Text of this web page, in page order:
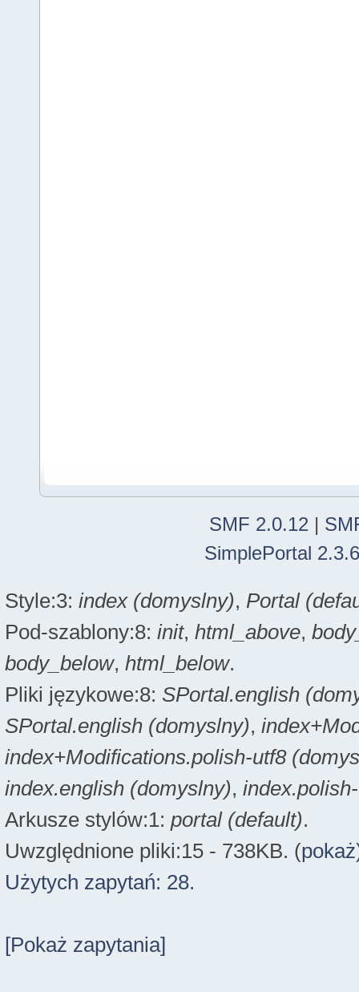
SMF 2.0.12 |
SimplePortal
Style:3: index (domyslny), Portal
Pod-szablony:8: init, html_above,
body_below, html_below.
Pliki językowe:8: SPortal.english
SPortal.english (domyslny),
index+Modifications.polish-utf8
index.english (domyslny),
Arkusze stylów:1: portal (default).
Uwzględnione pliki:15 - 738KB. (pokaż
Użytych zapytań: 28.
[Pokaż zapytania]